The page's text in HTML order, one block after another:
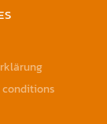
conditions